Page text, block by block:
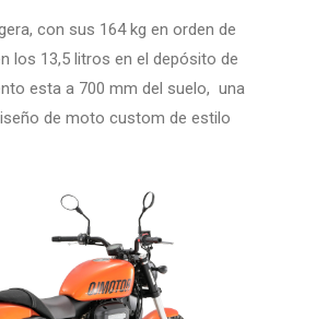
con sus 164 kg en orden de
los 13,5 litros en el depósito de
esta a 700 mm del suelo, una
de moto custom de estilo